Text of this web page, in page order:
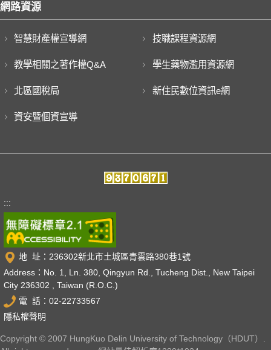
網路資源
智慧財產權宣導網 技職課程資源網
教學相關之著作權Q&A 學生藥物濫用資源網
北區國稅局 新住民數位資訊e網
資安暨個資宣導
:::
地 址：236302新北市土城區青雲路380巷1號
Address：No. 1, Ln. 380, Qingyun Rd., Tucheng Dist., New Taipei
City 236302 , Taiwan (R.O.C.)
電 話：02-22733567
隱私權聲明
Copyright © 2007 HungKuo Delin University of Technology（HDUT）.